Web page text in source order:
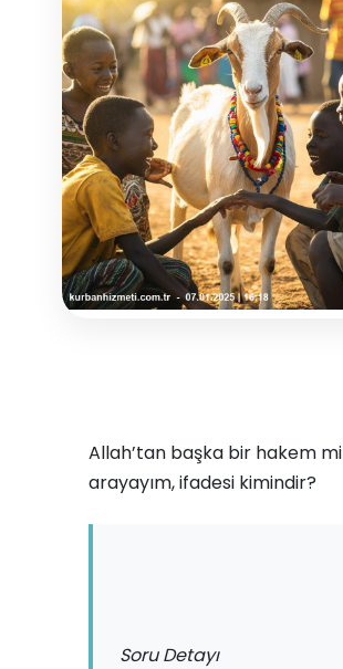
Allah’tan başka bir hakem mi
arayayım, ifadesi kimindir?
Soru Detayı